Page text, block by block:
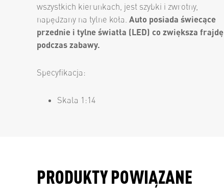
wszystkich kierunkach, jest szybki i zwrotny,
napędzany na tylne koła. Auto posiada świecące
przednie i tylne światła (LED) co zwiększa frajdę
podczas zabawy.
Specyfikacja:
Skala 1:14
PRODUKTY POWIĄZANE